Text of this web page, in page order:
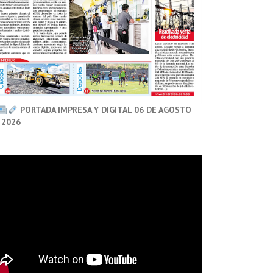
PORTADA IMPRESA Y DIGITAL 06 DE AGOSTO
2026